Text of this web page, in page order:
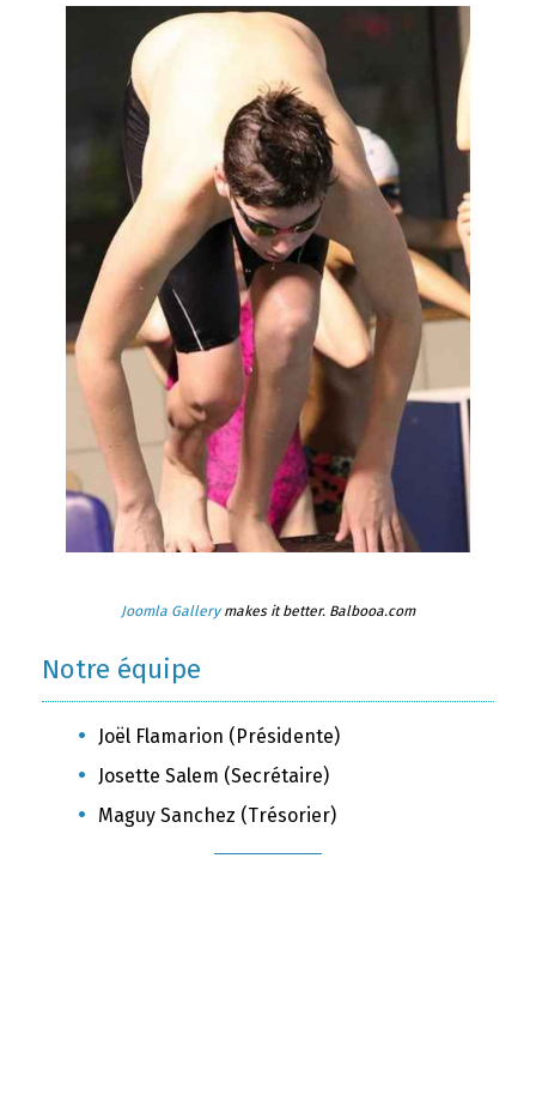
Joomla Gallerymakes it better. Balbooa.com
Notre équipe
Joël Flamarion (Présidente)
Josette Salem (Secrétaire)
Maguy Sanchez (Trésorier)